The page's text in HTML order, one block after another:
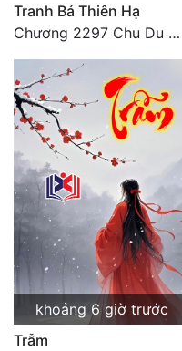
Tranh Bá Thiên Hạ
Chương 2297 Chu Du Du mang thai
khoảng 6 giờ trước
Trẫm